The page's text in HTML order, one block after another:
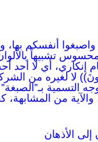
واصبغوا أنفسكم
محسوس تشبيهاً
إنكاري، أي لا أحد
لا لغيره من
التسمية
والآية من
الأذهان